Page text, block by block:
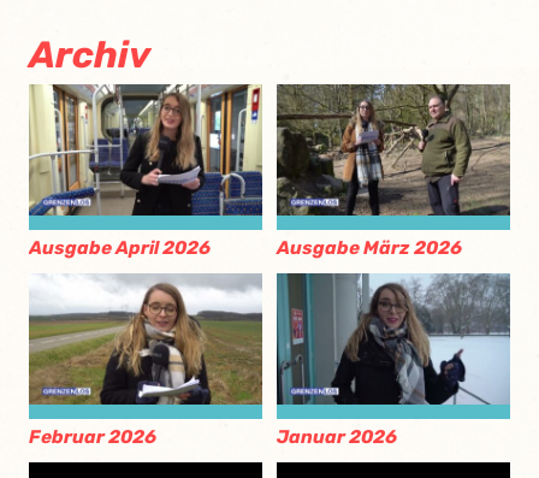
Archiv
Ausgabe April 2026 Ausgabe März 2026
Februar 2026 Januar 2026